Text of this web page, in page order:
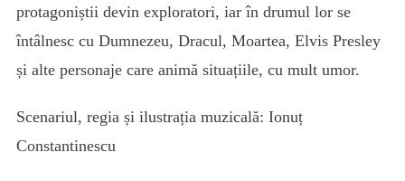
protagoniștii devin exploratori, iar în drumul lor se
întâlnesc cu Dumnezeu, Dracul, Moartea, Elvis Presley
și alte personaje care animă situațiile, cu mult umor.
Scenariul, regia și ilustrația muzicală: Ionuț
Constantinescu